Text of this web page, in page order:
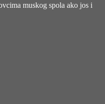
muskog spola ako jos i